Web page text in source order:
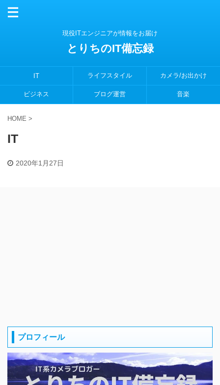
現役ITエンジニアが情報をお届け
とりちのIT備忘録
IT ライフスタイル カメラ/お出かけ
ビジネス ブログ運営 音楽
HOME >
IT
2020年1月27日
プロフィール